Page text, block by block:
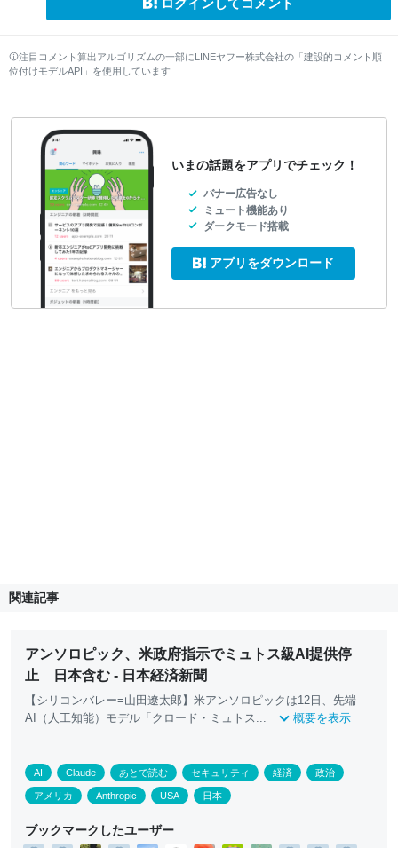
注目コメント算出アルゴリズムの一部にLINEヤフー株式会社の「建設的コメント順
位付けモデルAPI」を使用しています
いまの話題をアプリでチェック！
バナー広告なし
ミュート機能あり
ダークモード搭載
アプリをダウンロード
関連記事
アンソロピック、米政府指示でミュトス級AI提供停
止 日本含む - 日本経済新聞
【シリコンバレー=山田遼太郎】米アンソロピックは12日、先端
AI
（ 人工知能）モデル「クロード・ミュトス... 概要を表示
AI Claude あとで読む セキュリティ 経済 政治
アメリカ Anthropic USA 日本
ブックマークしたユーザー